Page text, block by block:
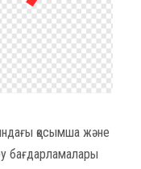
қосымша және
бағдарламалары